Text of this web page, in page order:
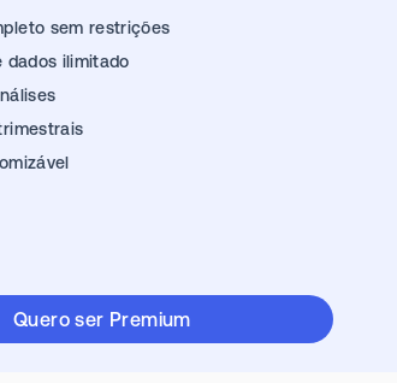
sem restrições
dados ilimitado
Quero ser Premium